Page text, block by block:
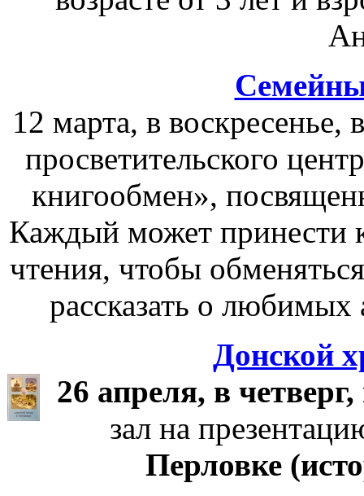
12 марта, в воскресенье,
просветительского
книгообмен»,
Каждый может принести
чтения, чтобы
рассказать о любимых
Донской
26 апреля, в
зал на
Перловке